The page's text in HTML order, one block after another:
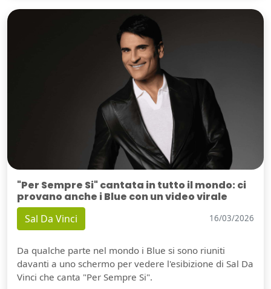
"Per Sempre Si" cantata in tutto il mondo: ci
provano anche i Blue con un video virale
Sal Da Vinci 16/03/2026
Da qualche parte nel mondo i Blue si sono riuniti
davanti a uno schermo per vedere l'esibizione di Sal Da
Vinci che canta "Per Sempre Si".